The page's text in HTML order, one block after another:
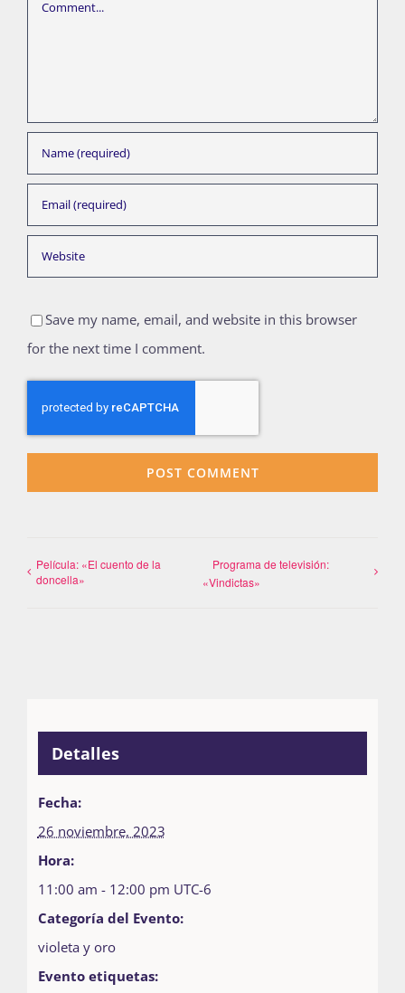
Save my name, email, and website in this browser
for the next time I comment.
Película: «El cuento de la
doncella»
Programa de televisión:
«Vindictas»
Detalles
Fecha:
26 noviembre, 2023
Hora:
11:00 am - 12:00 pm UTC-6
Categoría del Evento:
violeta y oro
Evento etiquetas: